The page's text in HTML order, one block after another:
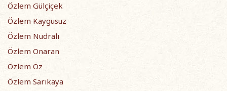
Özlem Gülçiçek
Özlem Kaygusuz
Özlem Nudralı
Özlem Onaran
Özlem Öz
Özlem Sarıkaya